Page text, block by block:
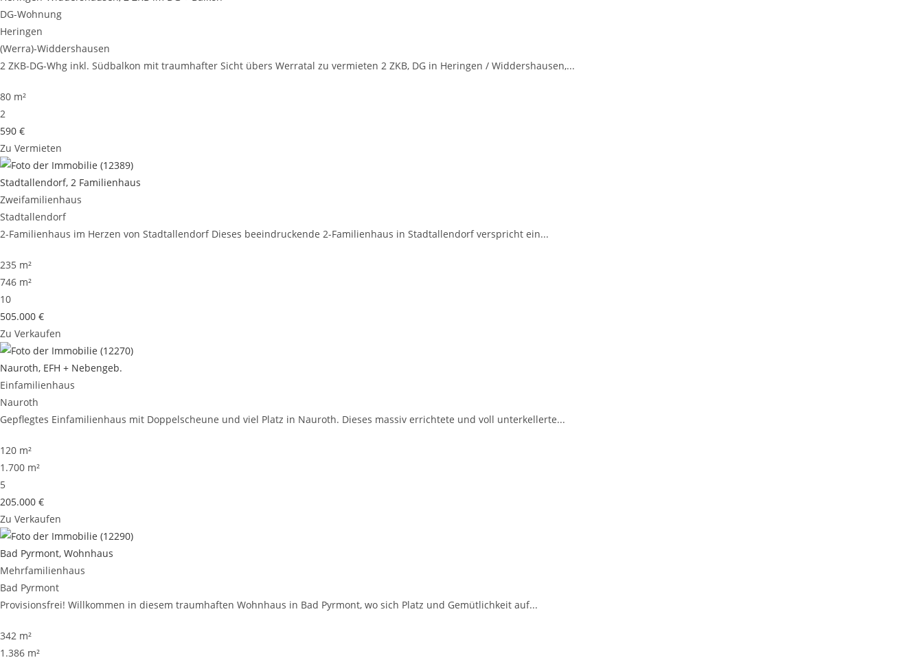
DG-Wohnung
Heringen
(Werra)-Widdershausen
2 ZKB-DG-Whg inkl. Südbalkon mit traumhafter Sicht übers Werratal zu vermieten 2 ZKB, DG in Heringen / Widdershausen,...
80 m²
2
590 €
Zu Vermieten
Stadtallendorf, 2 Familienhaus
Zweifamilienhaus
Stadtallendorf
2-Familienhaus im Herzen von Stadtallendorf Dieses beeindruckende 2-Familienhaus in Stadtallendorf verspricht ein...
235 m²
746 m²
10
505.000 €
Zu Verkaufen
Nauroth, EFH + Nebengeb.
Einfamilienhaus
Nauroth
Gepflegtes Einfamilienhaus mit Doppelscheune und viel Platz in Nauroth. Dieses massiv errichtete und voll unterkellerte...
120 m²
1.700 m²
5
205.000 €
Zu Verkaufen
Bad Pyrmont, Wohnhaus
Mehrfamilienhaus
Bad Pyrmont
Provisionsfrei! Willkommen in diesem traumhaften Wohnhaus in Bad Pyrmont, wo sich Platz und Gemütlichkeit auf...
342 m²
1.386 m²